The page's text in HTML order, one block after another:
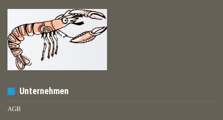
Unternehmen
AGB